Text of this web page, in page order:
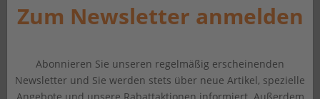
Zum Newsletter anmelden
Abonnieren Sie unseren regelmäßig erscheinenden
Newsletter und Sie werden stets über neue Artikel, spezielle
Angebote und unsere Rabattaktionen informiert. Außerdem